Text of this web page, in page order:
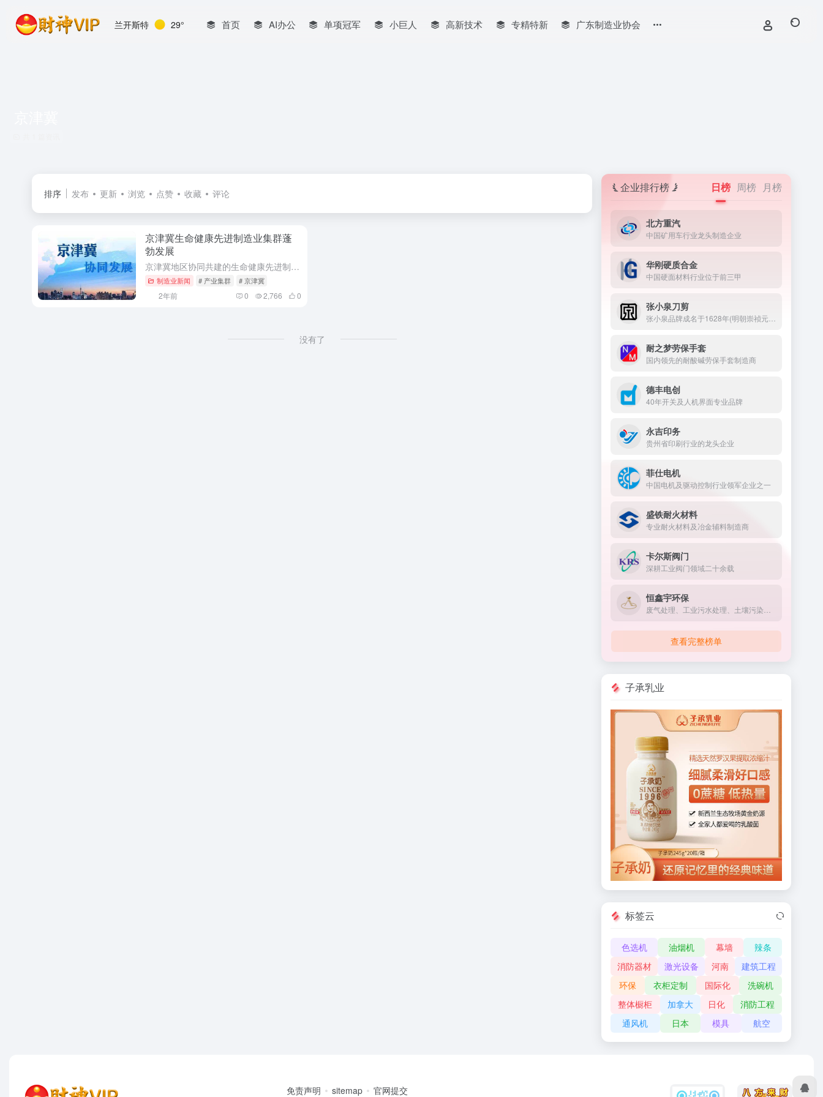
兰开斯特 29° 首页 AI办公 单项冠军 小巨人 高新技术 专精特新 广东制造业协会
排序 发布 更新 浏览 点赞 收藏 评论
京津冀生命健康先进制造业集群蓬
勃发展
京津冀地区协同共建的生命健康先进制造业集群正在快速崛起，该集群已形成一个涵盖多个领域的全产业模块和流程，为区域经济发展注入新动力
制造业新闻 # 产业集群 # 京津冀
2年前 0 2,766 0
没有了
企业排行榜 日榜 周榜 月榜
北方重汽
中国矿用车行业龙头制造企业
华刚硬质合金
中国硬面材料行业位于前三甲
张小泉刀剪
耐之梦劳保手套
国内领先的耐酸碱劳保手套制造商
德丰电创
40年开关及人机界面专业品牌
永吉印务
贵州省印刷行业的龙头企业
菲仕电机
中国电机及驱动控制行业领军企业之一
盛铁耐火材料
专业耐火材料及冶金辅料制造商
卡尔斯阀门
深耕工业阀门领域二十余载
恒鑫宇环保
查看完整榜单
子承乳业
标签云
色选机 油烟机 幕墙
辣条
消防器材
激光设备 河南
建筑工程
环保
衣柜定制 国际化
洗碗机
整体橱柜
加拿大 日化
消防工程
通风机
日本 模具 航空
免责声明 sitemap 官网提交